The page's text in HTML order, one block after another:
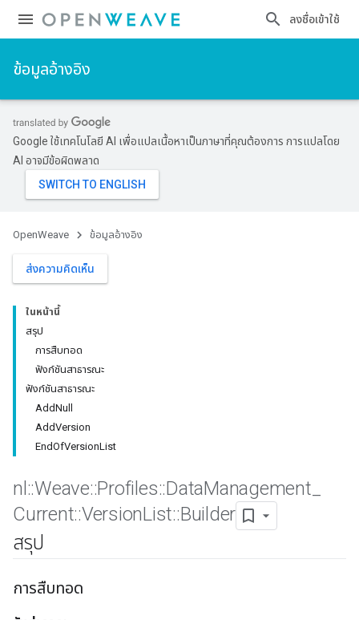
ลงชื่อเข้าใช้
ข้อมูลอ้างอิง
Google ใช้เทคโนโลยี AI เพื่อแปลเนื้อหาเป็นภาษาที่คุณต้องการ การแปลโดย
AI อาจมีข้อผิดพลาด
OpenWeave ข้อมูลอ้างอิง
ส่งความคิดเห็น
ในหน้านี้
สรุป
การสืบทอด
ฟังก์ชันสาธารณะ
ฟังก์ชันสาธารณะ
AddNull
AddVersion
EndOfVersionList
nl ::Weave::Profiles::DataManagement
Current::VersionList::Builder
สรุป
การสืบทอด